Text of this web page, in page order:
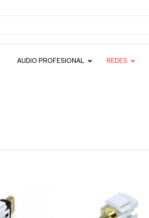
AUDIO PROFESIONAL REDES